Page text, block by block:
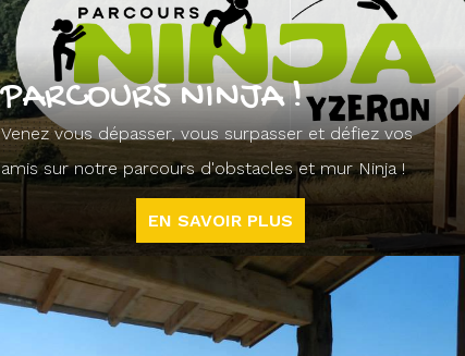
PARCOURS NINJA !
Venez vous dépasser, vous surpasser et défiez vos
amis sur notre parcours d'obstacles et mur Ninja !
EN SAVOIR PLUS